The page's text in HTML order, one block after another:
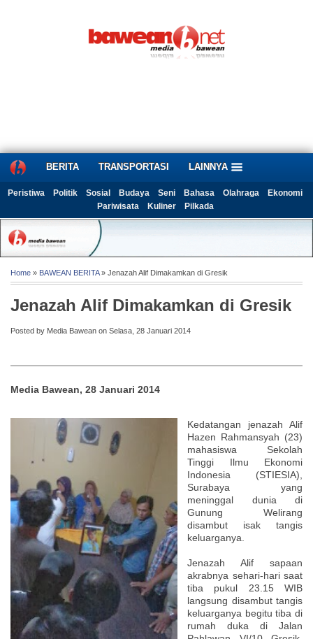
BERITA TRANSPORTASI LAINNYA
Peristiwa Politik Sosial Budaya Seni Bahasa Olahraga
Ekonomi
Pariwisata
Kuliner Pilkada
Home » BAWEAN BERITA» Jenazah Alif Dimakamkan di Gresik
Jenazah Alif Dimakamkan di Gresik
Posted by Media Bawean on Selasa, 28 Januari 2014
Media Bawean, 28 Januari 2014
Kedatangan jenazah Alif
Hazen Rahmansyah (23)
mahasiswa Sekolah
Tinggi Ilmu Ekonomi
Indonesia (STIESIA),
Surabaya yang
meninggal dunia di
Gunung Welirang
disambut isak tangis
keluarganya.
Jenazah Alif sapaan
akrabnya sehari-hari saat
tiba pukul 23.15 WIB
langsung disambut tangis
keluarganya begitu tiba di
rumah duka di Jalan